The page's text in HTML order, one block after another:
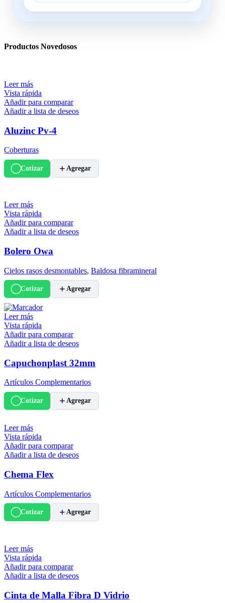
Productos Novedosos
Leer más
Vista rápida
Añadir para comparar
Añadir a lista de deseos
Aluzinc Pv-4
Coberturas
Cotizar Agregar
Leer más
Vista rápida
Añadir para comparar
Añadir a lista de deseos
Bolero Owa
Cielos rasos desmontables, Baldosa fibramineral
Cotizar Agregar
Leer más
Vista rápida
Añadir para comparar
Añadir a lista de deseos
Capuchonplast 32mm
Artículos Complementarios
Cotizar Agregar
Leer más
Vista rápida
Añadir para comparar
Añadir a lista de deseos
Chema Flex
Artículos Complementarios
Cotizar Agregar
Leer más
Vista rápida
Añadir para comparar
Añadir a lista de deseos
Cinta de Malla Fibra D Vidrio